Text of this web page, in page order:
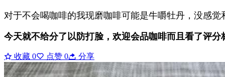
对于不会喝咖啡的我现磨咖啡可能是牛嚼牡丹，没感
今天就不给分了以防打脸，欢迎会品咖啡而且看了评分
收藏 0 点赞 0 分享